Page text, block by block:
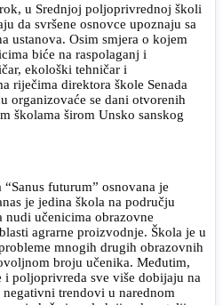
u Srednjoj poljoprivrednoj školi
da svršene osnovce upoznaju sa
ustanova. Osim smjera o kojem
biće na raspolaganj i
ekološki tehničar i
riječima direktora škole Senada
organizovaće se dani otvorenih
školama širom Unsko sanskog
futurum” osnovana je
je jedina škola na području
nudi učenicima obrazovne
agrarne proizvodnje. Škola je u
mnogih drugih obrazovnih
broju učenika. Međutim,
poljoprivreda sve više dobijaju na
trendovi u narednom